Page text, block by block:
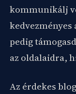
kommunikálj
pedig
az oldalaidra,
Az érdekes